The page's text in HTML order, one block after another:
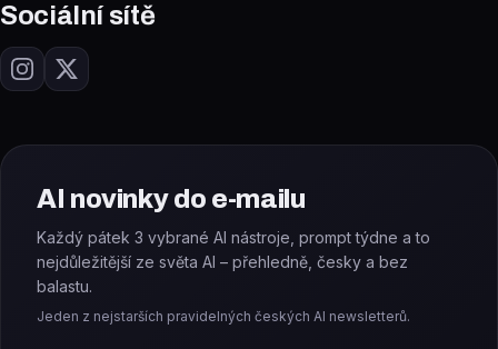
Sociální sítě
AI novinky do e-mailu
Každý pátek 3 vybrané AI nástroje, prompt týdne a to
nejdůležitější ze světa AI – přehledně, česky a bez
balastu.
Jeden z nejstarších pravidelných českých AI newsletterů.